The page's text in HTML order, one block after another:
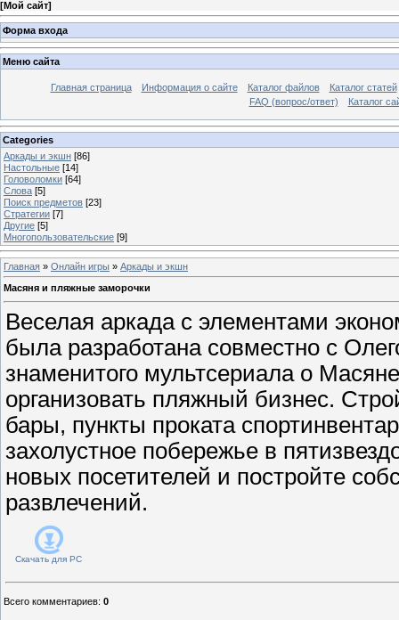
[Мой сайт]
Форма входа
Меню сайта
Главная страница Информация о сайте Каталог файлов
Каталог статей
FAQ (вопрос/ответ)
Каталог
Categories
Аркады и экшн [86]
Настольные [14]
Головоломки [64]
Слова [5]
Поиск предметов [23]
Стратегии [7]
Другие [5]
Многопользовательские [9]
Главная » Онлайн игры » Аркады и экшн
Масяня и пляжные заморочки
Веселая аркада с элементами
была разработана совместно с
знаменитого мультсериала о
организовать пляжный бизнес.
бары, пункты проката
захолустное побережье в
новых посетителей и постройте
развлечений.
Скачать для PC
Всего комментариев: 0